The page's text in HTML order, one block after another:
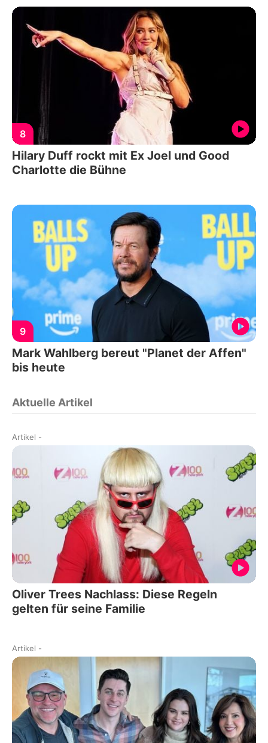
8
Hilary Duff rockt mit Ex Joel und Good
Charlotte die Bühne
9
Mark Wahlberg bereut "Planet der Affen"
bis heute
Aktuelle Artikel
Artikel -
Oliver Trees Nachlass: Diese Regeln
gelten für seine Familie
Artikel -